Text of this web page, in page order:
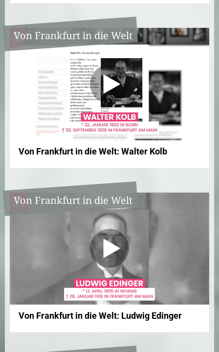
Von Frankfurt in die Welt
Von Frankfurt in die Welt: Walter Kolb
Von Frankfurt in die Welt
Von Frankfurt in die Welt: Ludwig Edinger